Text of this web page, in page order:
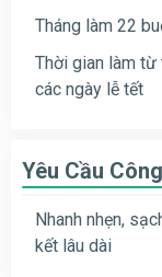
Tháng làm 22
Thời gian làm
các ngày lễ tết
Yêu Cầu
Nhanh nhẹn,
kết lâu dài